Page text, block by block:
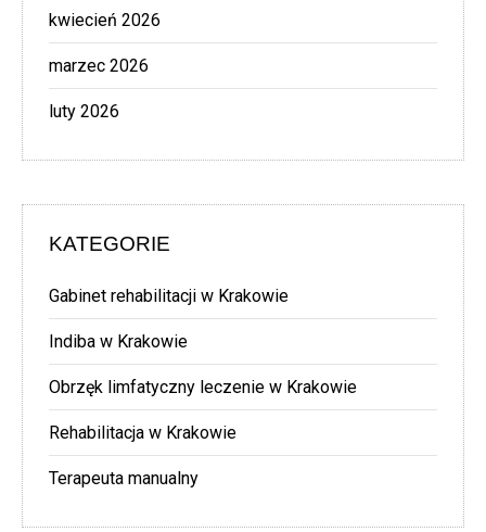
kwiecień 2026
marzec 2026
luty 2026
KATEGORIE
Gabinet rehabilitacji w Krakowie
Indiba w Krakowie
Obrzęk limfatyczny leczenie w Krakowie
Rehabilitacja w Krakowie
Terapeuta manualny